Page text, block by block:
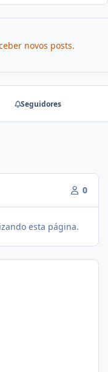
novos posts.
Seguidores
0
esta página.